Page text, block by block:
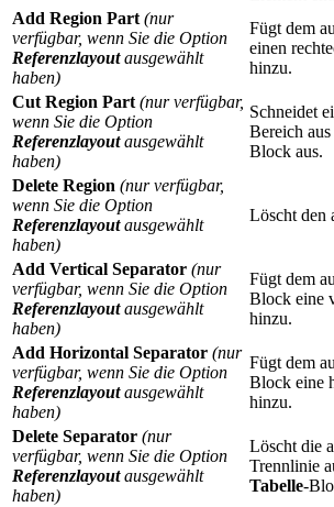
Add Region Part (nur
verfügbar, wenn Sie die Option
Referenzlayoutausgewählt
haben)
Fügt dem
einen
hinzu.
Cut Region Part (nur verfügbar,
wenn Sie die Option
Referenzlayoutausgewählt
haben)
Schneidet
Bereich
Block aus.
Delete Region (nur verfügbar,
wenn Sie die Option
Referenzlayoutausgewählt
haben)
Löscht den
Add Vertical Separator (nur
verfügbar, wenn Sie die Option
Referenzlayoutausgewählt
haben)
Fügt dem
Block eine
hinzu.
Add Horizontal Separator (nur
verfügbar, wenn Sie die Option
Referenzlayoutausgewählt
haben)
Fügt dem
Block eine
hinzu.
Delete Separator (nur
verfügbar, wenn Sie die Option
Referenzlayoutausgewählt
haben)
Löscht die
Trennlinie
Tabelle-